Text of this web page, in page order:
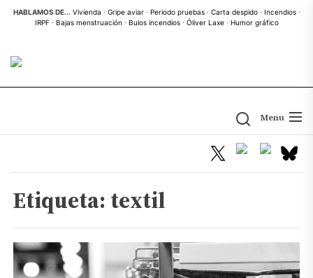
Skip
content
HABLAMOS DE... Vivienda · Gripe aviar· Periodo pruebas· Carta despido· Incendios·
IRPF· Bajas menstruación · Bulos incendios· Óliver Laxe· Humor gráfico
Menu
Etiqueta: textil